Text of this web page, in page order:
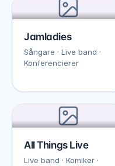
Jamladies
Sångare · Live band ·
Konferencierer
All Things Live
Live band · Komiker ·